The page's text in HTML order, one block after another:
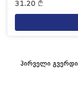
31.20
პირველი გვერდი